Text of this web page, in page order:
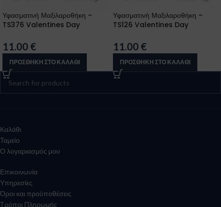
Υφασματινή Μαξιλαροθήκη –
TS376 Valentines Day
11.00 €
ΠΡΟΣΘΉΚΗ ΣΤΟ ΚΑΛΆΘΙ
Υφασματινή Μαξιλαροθήκη –
TS126 Valentines Day
11.00 €
ΠΡΟΣΘΉΚΗ ΣΤΟ ΚΑΛΆΘΙ
Καλάθι
Ταμείο
Ο λογαριασμός μου
Επικοινωνία
Υπηρεσίες
Όροι και προϋποθέσεις
Τρόποι Πληρωμής